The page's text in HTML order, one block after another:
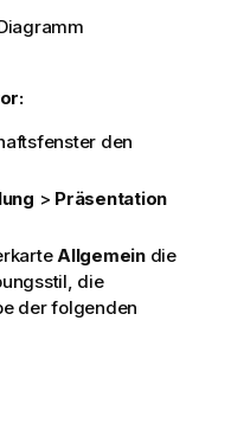
den
> Präsentation
Allgemeindie
die
der folgenden